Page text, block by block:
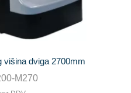
višina dviga 2700mm
M270